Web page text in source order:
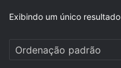
Exibindo um único resultado